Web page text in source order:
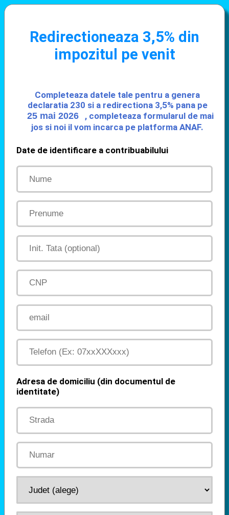
Redirectioneaza 3,5% din
impozitul pe venit
Completeaza datele tale pentru a genera
declaratia 230 si a redirectiona 3,5% pana pe
, completeaza formularul de mai
jos si noi il vom incarca pe platforma ANAF.
Date de identificare a contribuabilului
Adresa de domiciliu (din documentul de
identitate)